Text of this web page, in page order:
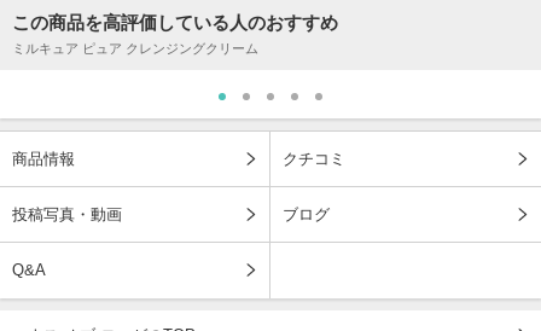
この商品を高評価している人のおすすめ
ミルキュア ピュア クレンジングクリーム
商品情報 クチコミ
投稿写真・動画 ブログ
Q&A